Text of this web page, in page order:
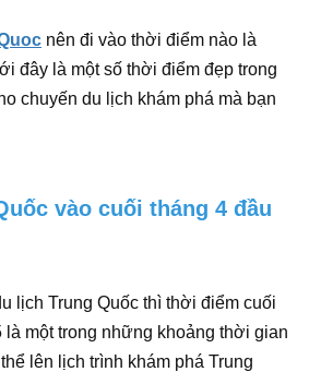
nên đi vào thời điểm nào là
đây là một số thời điểm đẹp trong
chuyến du lịch khám phá mà bạn
vào cuối tháng 4 đầu
lịch Trung Quốc thì thời điểm cuối
là một trong những khoảng thời gian
lên lịch trình khám phá Trung